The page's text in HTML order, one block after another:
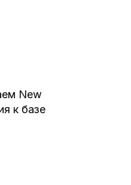
New
к базе